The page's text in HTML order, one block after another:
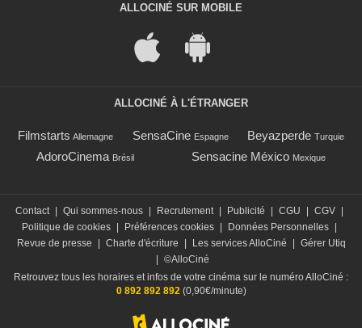
ALLOCINÉ SUR MOBILE
ALLOCINÉ À L'ÉTRANGER
Filmstarts Allemagne SensaCine Espagne Beyazperde Turquie
AdoroCinema Brésil Sensacine México Mexique
Contact | Qui sommes-nous | Recrutement | Publicité | CGU | CGV |
Politique de cookies | Préférences cookies | Données Personnelles |
Revue de presse
| Charte d'écriture | Les services AlloCiné | Gérer Utiq
| ©AlloCiné
Retrouvez tous les horaires et infos de votre cinéma sur le numéro AlloCiné :
0 892 892 892(0,90€/minute)